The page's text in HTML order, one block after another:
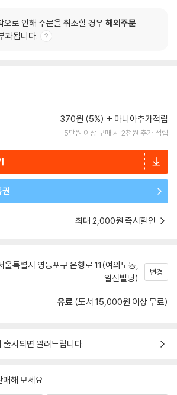
로 인해 주문을 취소할 경우 해외주문
과됩니다.
370원 (5%) 마니아추가적립
5만원 이상 구매 시 2천원 추가 적립
권
최대 2,000원 즉시할인
울특별시 영등포구 은행로 11(여의도동,
일신빌딩)
변경
유료 (도서 15,000원 이상 무료)
출시되면 알려드립니다.
해 보세요.